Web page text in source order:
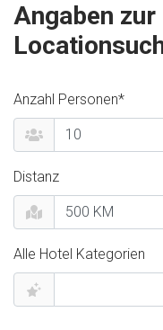
Angaben
Anzahl Personen*
Distanz
Alle Hotel Kategorien